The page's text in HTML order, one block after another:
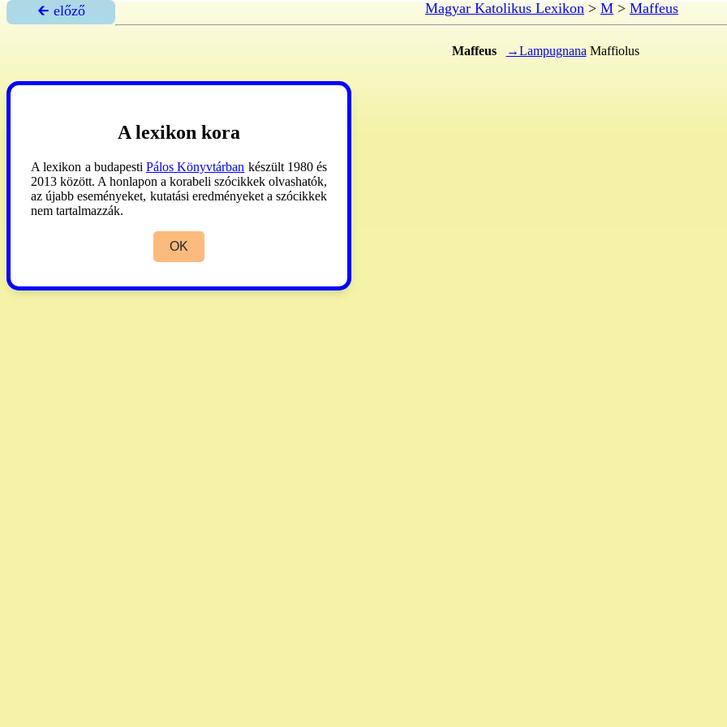
🡰 előző Magyar Katolikus Lexikon> M> Maffeus
Maffeus →Lampugnana Maffiolus
A lexikon kora
A lexikon a budapesti Pálos Könyvtárban készült 1980 és
2013 között. A honlapon a korabeli szócikkek olvashatók,
az újabb eseményeket, kutatási eredményeket a szócikkek
nem tartalmazzák.
OK